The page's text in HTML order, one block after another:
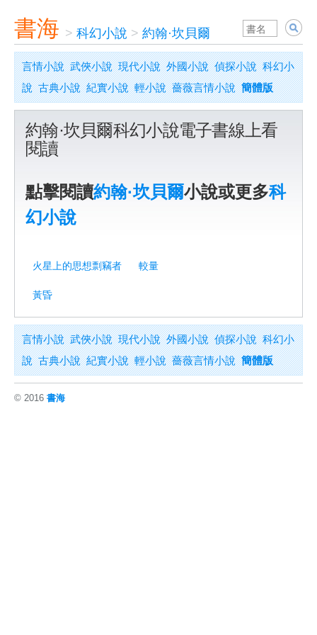
書海 > 科幻小說 > 約翰·坎貝爾
言情小說 武俠小說 現代小說 外國小說 偵探小說 科幻小
說 古典小說 紀實小說 輕小說 薔薇言情小說 簡體版
約翰·坎貝爾科幻小說電子書線上看
閱讀
點擊閱讀約翰·坎貝爾小說或更多科
幻小說
火星上的思想剽竊者 較量
黃昏
言情小說 武俠小說 現代小說 外國小說 偵探小說 科幻小
說 古典小說 紀實小說 輕小說 薔薇言情小說 簡體版
© 2016 書海